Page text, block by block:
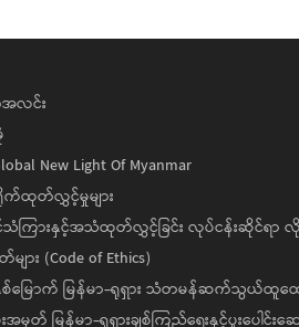
အလင်း
New Light Of Myanmar
ထုတ်လွှင့်မှုများ
သံကြားနှင့်အသံထုတ်လွှင့်ခြင်း လုပ်ငန်းဆိုင်ရာ
ျား (Code of Ethics)
စ်မြောက် မြန်မာ-ရုရှား သံတမန်ဆက်သွယ်ထူထ
မှတ် မြန်မာ-ရုရှားချစ်ကြည်ရေးနှင့်ပူးပေါင်း